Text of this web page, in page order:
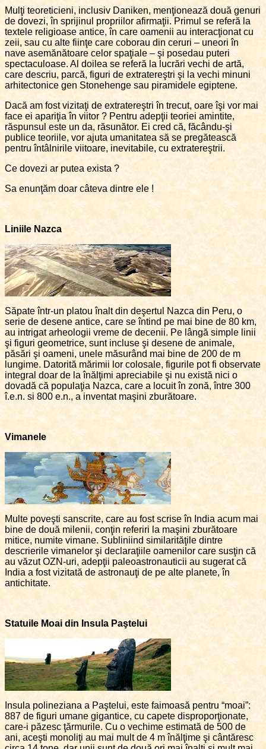
Mulţi teoreticieni, inclusiv Daniken, menţionează două genuri
de dovezi, în sprijinul propriilor afirmaţii. Primul se referă la
textele religioase antice, în care oamenii au interacţionat cu
zeii, sau cu alte fiinţe care coborau din ceruri – uneori în
nave asemănătoare celor spaţiale – şi posedau puteri
spectaculoase. Al doilea se referă la lucrări vechi de artă,
care descriu, parcă, figuri de extratereştri şi la vechi minuni
arhitectonice gen Stonehenge sau piramidele egiptene.
Dacă am fost vizitaţi de extratereştri în trecut, oare îşi vor mai
face ei apariţia în viitor ? Pentru adepţii teoriei amintite,
răspunsul este un da, răsunător. Ei cred că, făcându-şi
publice teoriile, vor ajuta umanitatea să se pregătească
pentru întâlnirile viitoare, inevitabile, cu extratereştrii.
Ce dovezi ar putea exista ?
Sa enunţăm doar câteva dintre ele !
Liniile Nazca
Săpate într-un platou înalt din deşertul Nazca din Peru, o
serie de desene antice, care se întind pe mai bine de 80 km,
au intrigat arheologii vreme de decenii. Pe lângă simple linii
şi figuri geometrice, sunt incluse şi desene de animale,
păsări şi oameni, unele măsurând mai bine de 200 de m
lungime. Datorită mărimii lor colosale, figurile pot fi observate
integral doar de la înălţimi apreciabile şi nu există nici o
dovadă că populaţia Nazca, care a locuit în zonă, între 300
î.e.n. si 800 e.n., a inventat maşini zburătoare.
Vimanele
Multe poveşti sanscrite, care au fost scrise în India acum mai
bine de două milenii, conţin referiri la maşini zburătoare
mitice, numite vimane. Subliniind similarităţile dintre
descrierile vimanelor şi declaraţiile oamenilor care susţin că
au văzut OZN-uri, adepţii paleoastronauticii au sugerat că
India a fost vizitată de astronauţi de pe alte planete, în
antichitate.
Statuile Moai din Insula Paştelui
Insula polineziana a Paştelui, este faimoasă pentru “moai”:
887 de figuri umane gigantice, cu capete disproporţionate,
care-i păzesc ţărmurile. Cu o vechime estimată de 500 de
ani, aceşti monoliţi au mai mult de 4 m înălţime şi cântăresc